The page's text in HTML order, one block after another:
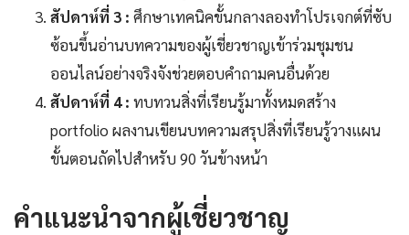
สัปดาห์ที่ 3 : ศึกษาเทคนิคขั้นกลางลองทำโปรเจกต์ที่ซับ
ซ้อนขึ้นอ่านบทความของผู้เชี่ยวชาญเข้าร่วมชุมชน
ออนไลน์อย่างจริงจังช่วยตอบคำถามคนอื่นด้วย
สัปดาห์ที่ 4 : ทบทวนสิ่งที่เรียนรู้มาทั้งหมดสร้าง
portfolio ผลงานเขียนบทความสรุปสิ่งที่เรียนรู้วางแผน
ขั้นตอนถัดไปสำหรับ 90 วันข้างหน้า
คำแนะนำจากผู้เชี่ยวชาญ